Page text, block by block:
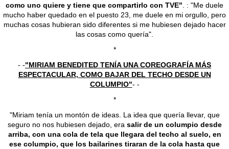
como uno quiere y tiene que compartirlo con TVE" . : "Me duele
mucho haber quedado en el puesto 23, me duele en mi orgullo, pero
muchas cosas hubieran sido diferentes si me hubiesen dejado hacer
las cosas como quería".
*
- -"MIRIAM BENEDITED TENÍA UNA COREOGRAFÍA MÁS
ESPECTACULAR, COMO BAJAR DEL TECHO DESDE UN
COLUMPIO"- -
*
"Miriam tenía un montón de ideas. La idea que quería llevar, que
seguro no nos hubiesen dejado, era salir de un columpio desde
arriba, con una cola de tela que llegara del techo al suelo, en
ese columpio, que los bailarines tiraran de la cola hasta que